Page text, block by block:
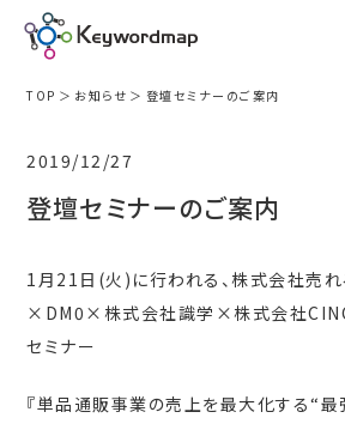
TOP お知らせ 登壇セミナーのご案内
2019/12/27
登壇セミナーのご案内
1月21日(火)に行われる、株式会社売れ
×DM0×株式会社識学×株式会社
セミナー
『単品通販事業の売上を最大化する“最